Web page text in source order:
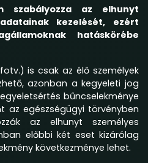
szabályozza az elhunyt
kezelését, ezért
hatáskörébe
is csak az élő személyek
azonban a kegyeleti jog
bűncselekménye
az egészségügyi törvényben
az elhunyt személyes
előbbi két eset kizárólag
következménye lehet.